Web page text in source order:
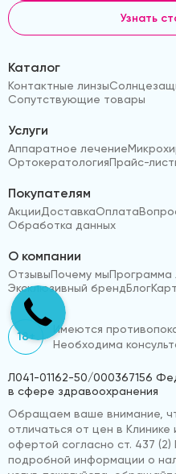
Узнать
Каталог
Контактные линзы
Сопутствующие товары
Услуги
Аппаратное лечение
ОртокератологияПрайс-
Покупателям
АкцииДоставкаОплата
Обработка данных
О компании
ОтзывыПочему мыПрограмма
Эксклюзивный брендБлог
18+
Имеются
Необходима
Л041-01162-50/000367156
в сфере здравоохранения
Обращаем ваше внимание,
отличаться от цен в Клинике
офертой согласно ст. 437 (2)
подробной информации о